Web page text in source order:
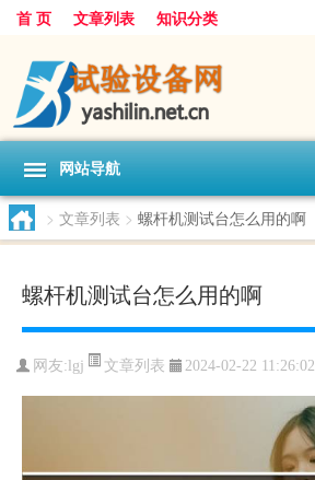
首 页 文章列表 知识分类
网站导航
> 文章列表 > 螺杆机测试台怎么用的啊
螺杆机测试台怎么用的啊
网友: lgj 文章列表 2024-02-22 11:26:02